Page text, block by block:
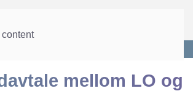
mellom LO og